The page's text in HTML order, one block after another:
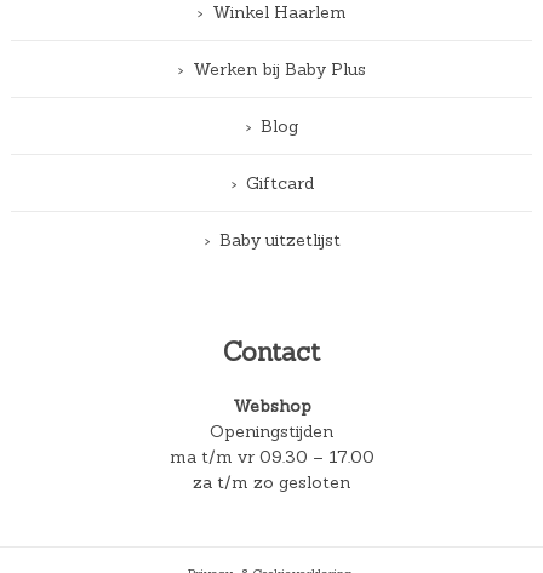
Winkel Haarlem
Werken bij Baby Plus
Blog
Giftcard
Baby uitzetlijst
Contact
Webshop
Openingstijden
ma t/m vr 09.30 – 17.00
za t/m zo gesloten